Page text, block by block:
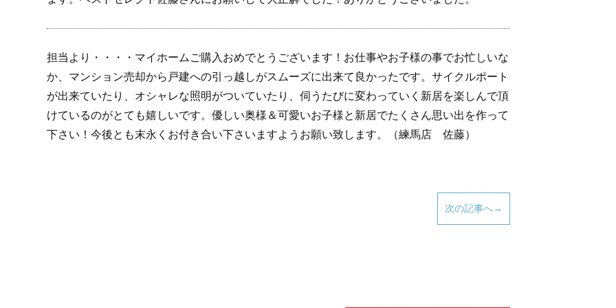
担当より・・・・マイホームご購入おめでとうございます！お仕事やお子様の事でお忙しいな
か、マンション売却から戸建への引っ越しがスムーズに出来て良かったです。サイクルポート
が出来ていたり、オシャレな照明がついていたり、伺うたびに変わっていく新居を楽しんで頂
けているのがとても嬉しいです。優しい奥様＆可愛いお子様と新居でたくさん思い出を作って
下さい！今後とも末永くお付き合い下さいますようお願い致します。（練馬店 佐藤）
次の記事へ→